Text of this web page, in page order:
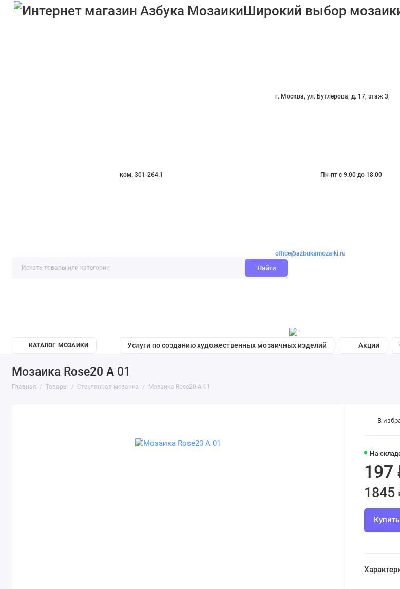
Широкий выбор
г. Москва, ул. Бутлерова, д. 17, этаж 3,
ком. 301-264.1 Пн-пт с 9.00 до 18.00
office@azbukamozaiki.ru
Найти
КАТАЛОГ МОЗАИКИ Услуги по созданию художественных мозаичных изделий Акции
Мозаика Rose20 A 01
Главная Товары Cтеклянная мозаика Мозаика Rose20 A 01
На
197
Купить
В